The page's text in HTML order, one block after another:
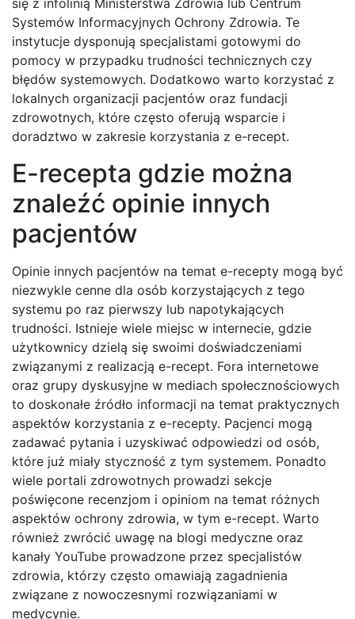
się z infolinią Ministerstwa Zdrowia lub Centrum
Systemów Informacyjnych Ochrony Zdrowia. Te
instytucje dysponują specjalistami gotowymi do
pomocy w przypadku trudności technicznych czy
błędów systemowych. Dodatkowo warto korzystać z
lokalnych organizacji pacjentów oraz fundacji
zdrowotnych, które często oferują wsparcie i
doradztwo w zakresie korzystania z e-recept.
E-recepta gdzie można
znaleźć opinie innych
pacjentów
Opinie innych pacjentów na temat e-recepty mogą być
niezwykle cenne dla osób korzystających z tego
systemu po raz pierwszy lub napotykających
trudności. Istnieje wiele miejsc w internecie, gdzie
użytkownicy dzielą się swoimi doświadczeniami
związanymi z realizacją e-recept. Fora internetowe
oraz grupy dyskusyjne w mediach społecznościowych
to doskonałe źródło informacji na temat praktycznych
aspektów korzystania z e-recepty. Pacjenci mogą
zadawać pytania i uzyskiwać odpowiedzi od osób,
które już miały styczność z tym systemem. Ponadto
wiele portali zdrowotnych prowadzi sekcje
poświęcone recenzjom i opiniom na temat różnych
aspektów ochrony zdrowia, w tym e-recept. Warto
również zwrócić uwagę na blogi medyczne oraz
kanały YouTube prowadzone przez specjalistów
zdrowia, którzy często omawiają zagadnienia
związane z nowoczesnymi rozwiązaniami w
medycynie.